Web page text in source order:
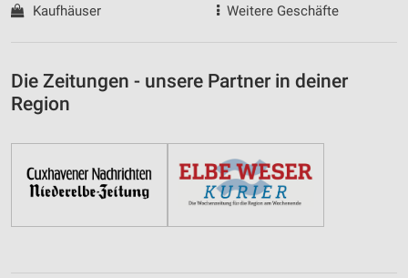
Kaufhäuser
Weitere Geschäfte
Die Zeitungen - unsere Partner in deiner
Region
Entwicklung und Verbesserung der Angebote
IAB-Besonderheiten:
Geräte anhand von aktiv angeforderten
Informationen identifizieren